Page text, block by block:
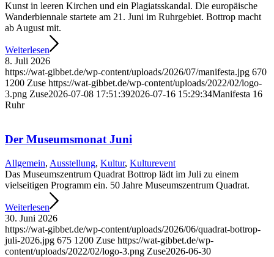
Kunst in leeren Kirchen und ein Plagiats­skandal. Die europäische
Wanderbiennale startete am 21. Juni im Ruhrgebiet. Bottrop macht
ab August mit.
Weiterlesen
8. Juli 2026
https://wat-gibbet.de/wp-content/uploads/2026/07/manifesta.jpg 670
1200 Zuse https://wat-gibbet.de/wp-content/uploads/2022/02/logo-
3.png Zuse2026-07-08 17:51:392026-07-16 15:29:34Manifesta 16
Ruhr
Der Museumsmonat Juni
Allgemein, Ausstellung, Kultur, Kulturevent
Das Museumszentrum Quadrat Bottrop lädt im Juli zu einem
vielseitigen Programm ein. 50 Jahre Museums­zentrum Quadrat.
Weiterlesen
30. Juni 2026
https://wat-gibbet.de/wp-content/uploads/2026/06/quadrat-bottrop-
juli-2026.jpg 675 1200 Zuse https://wat-gibbet.de/wp-
content/uploads/2022/02/logo-3.png Zuse2026-06-30